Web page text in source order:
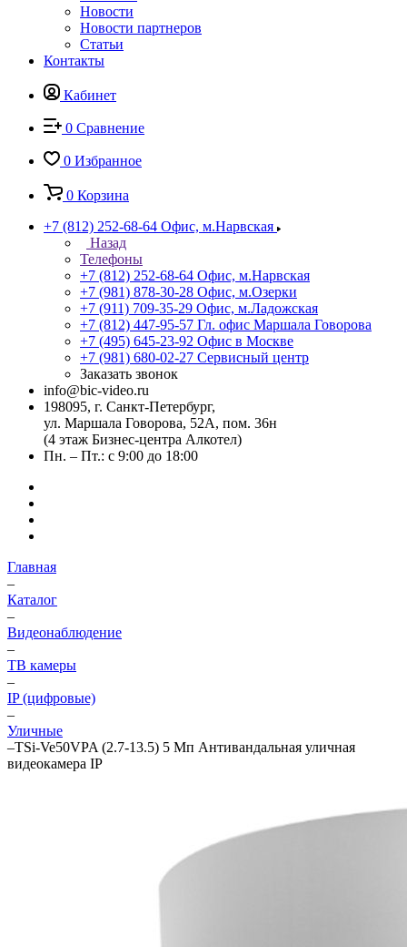
Новости
Новости партнеров
Статьи
Контакты
Кабинет
0 Сравнение
0 Избранное
0 Корзина
+7 (812) 252-68-64 Офис, м.Нарвская
Назад
Телефоны
+7 (812) 252-68-64 Офис, м.Нарвская
+7 (981) 878-30-28 Офис, м.Озерки
+7 (911) 709-35-29 Офис, м.Ладожская
+7 (812) 447-95-57 Гл. офис Маршала Говорова
+7 (495) 645-23-92 Офис в Москве
+7 (981) 680-02-27 Сервисный центр
Заказать звонок
info@bic-video.ru
198095, г. Санкт-Петербург,
ул. Маршала Говорова, 52А, пом. 36н
(4 этаж Бизнес-центра Алкотел)
Пн. – Пт.: с 9:00 до 18:00
Главная
–
Каталог
–
Видеонаблюдение
–
ТВ камеры
–
IP (цифровые)
–
Уличные
–TSi-Ve50VPA (2.7-13.5) 5 Мп Антивандальная уличная
видеокамера IP